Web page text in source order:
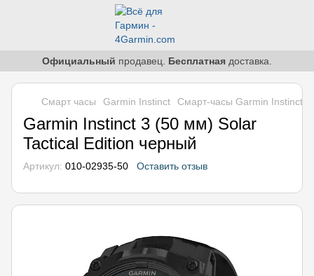
Официальный продавец. Бесплатная доставка.
Смарт часы Garmin Instinct Смарт-часы Garmin Instinct
Garmin Instinct 3 (50 мм) Solar
Tactical Edition черный
Артикул: 010-02935-50 Оставить отзыв